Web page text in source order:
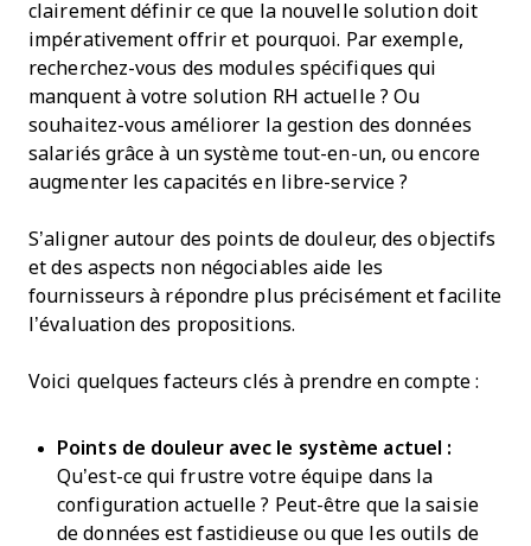
clairement définir ce que la nouvelle solution doit
impérativement offrir et pourquoi. Par exemple,
recherchez-vous des modules spécifiques qui
manquent à votre solution RH actuelle ? Ou
souhaitez-vous améliorer la gestion des données
salariés grâce à un système tout-en-un, ou encore
augmenter les capacités en libre-service ?
S’aligner autour des points de douleur, des objectifs
et des aspects non négociables aide les
fournisseurs à répondre plus précisément et facilite
l’évaluation des propositions.
Voici quelques facteurs clés à prendre en compte :
Points de douleur avec le système actuel :
Qu’est-ce qui frustre votre équipe dans la
configuration actuelle ? Peut-être que la saisie
de données est fastidieuse ou que les outils de